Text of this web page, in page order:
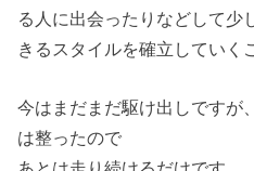
る人に出会ったりなどして少
きるスタイルを確立していく
今はまだまだ駆け出しですが
は整ったので